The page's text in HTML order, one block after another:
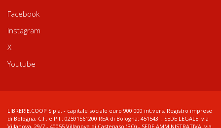
Facebook
Instagram
X
Youtube
LIBRERIE.COOP S.p.a. - capitale sociale euro 900.000 int.vers. Registro imprese
di Bologna, C.F. e P.I.: 02591561200 REA di Bologna: 451543 ; SEDE LEGALE: via
Villanova, 29/7 - 40055 Villanova di Castenaso (BO) - SEDE AMMINISTRATIVA: via